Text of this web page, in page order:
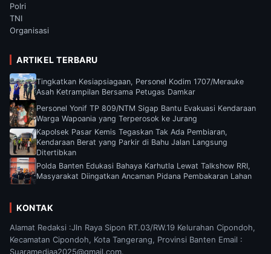
Polri
TNI
Organisasi
ARTIKEL TERBARU
Tingkatkan Kesiapsiagaan, Personel Kodim 1707/Merauke
Asah Ketrampilan Bersama Petugas Damkar
Personel Yonif TP 809/NTM Sigap Bantu Evakuasi Kendaraan
Warga Wapoania yang Terperosok ke Jurang
Kapolsek Pasar Kemis Tegaskan Tak Ada Pembiaran,
Kendaraan Berat yang Parkir di Bahu Jalan Langsung
Ditertibkan
Polda Banten Edukasi Bahaya Karhutla Lewat Talkshow RRI,
Masyarakat Diingatkan Ancaman Pidana Pembakaran Lahan
KONTAK
Alamat Redaksi :Jln Raya Sipon RT.03/RW.19 Kelurahan Cipondoh,
Kecamatan Cipondoh, Kota Tangerang, Provinsi Banten Email :
Suaramediaa2025@gmail.com.